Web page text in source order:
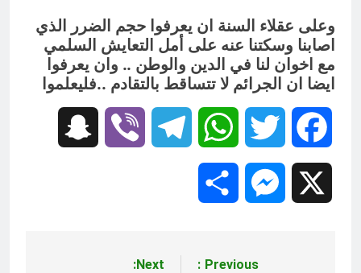
وعلى عقلاء السنة ان يعرفوا حجم الضرر الذي
اصابنا وسكتنا عنه على أمل التعايش السلمي
مع اخوان لنا في الدين والوطن .. وان يعرفوا
ايضا ان الجرائم لا تتساقط بالتقادم ..فليعلموا
Facebook
Twitter
WhatsApp
Telegram
Viber
Messenger
Previous:
Next: